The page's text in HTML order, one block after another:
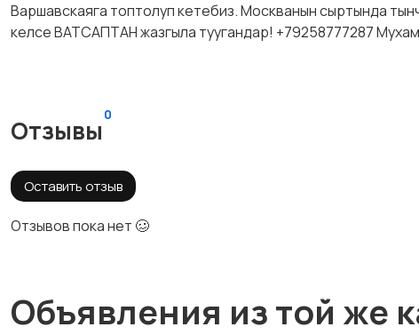
Варшавскаяга топтолуп кетебиз. Москванын сыртында
келсе ВАТСАПТАН жазгыла туугандар! +79258777287
Отзывы
0
Оставить отзыв
Отзывов пока нет 🥴
Объявления из той же